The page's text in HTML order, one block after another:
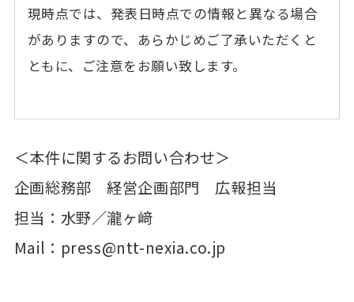
現時点では、発表日時点での情報と異なる場合
がありますので、あらかじめご了承いただくと
ともに、ご注意をお願い致します。
＜本件に関するお問い合わせ＞
企画総務部 経営企画部門 広報担当
担当：水野／瀧ヶ﨑
Mail：press@ntt-nexia.co.jp